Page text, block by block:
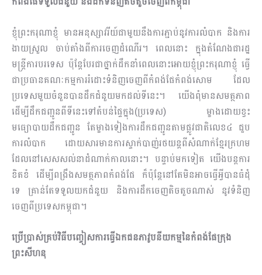
ខ្ញុំព្រះករុណាខ្ញុំ មានអនុស្សាវរីយ៍ជាមួយនឹងការភ្ជាប់នូវការលំបាក និងការ
ងាយស្រួល ចាប់តាំងពីការចេញ​ដំណើរ។ ពេលនោះ ក្នុងតំណែងជារដ្ឋ
មន្ត្រីការបរទេស ប៉ុន្តែបែរជាថ្នាក់ដឹកនាំពេលនោះអោយខ្ញុំព្រះករុណាខ្ញុំ ធ្វើ
ជាប្រធានគណៈកម្មការរំដោះទំនិញចេញពីកំពង់ផែកំពង់សោម ដែល
ប្រទេសមួយចំនួនបានដឹកជំនួយមកដល់ទីនេះ។ យើងពុំមានសមត្ថភាព
ដើម្បីដឹកជញ្ជូនពីទីនេះទៅតំបន់ផ្ទៃក្នុង(ប្រទេស) ម្ខាងដោយខ្វះ
មធ្យោបាយដឹកជញ្ជូន តែម្ខាងទៀងការដឹកជញ្ជូនតាមផ្លូវជាតិលេខ៤ ជួប
ការលំបាក ដោយសារមានការស្ទាក់បាញ់រថយន្តពីសំ​ណាក់ខ្មែរក្រហម
ដែលនៅសេសសល់នាដំណាក់កាលនោះ។ បន្ទាប់មកទៀត យើងបន្តការ
ខិតខំ ដើម្បីពង្រឹងសមត្ថភាពកំពង់ផែ ក៏ប៉ុន្តែនៅតែមិនអាចធ្វើអ្វីបានធំដុំ
ទេ គ្រាន់តែទទួលយកជំនួយ និងការដឹកចេញតិចតួចណាស់ នូវទំនិញ
ចេញពីប្រទេសកម្ពុជា។
ប្រើប្រាស់គ្រប់វិធីបញ្ចៀសការធ្វើឯកជនភាវូបនីយកម្មនៃកំពង់ផែក្រុង
ព្រះសីហនុ